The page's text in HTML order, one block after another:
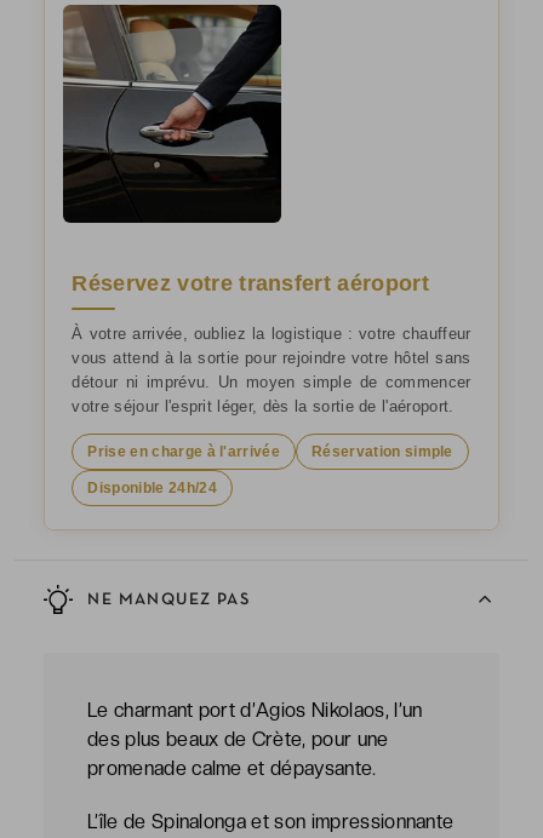
NE MANQUEZ PAS
Le charmant port d’Agios Nikolaos, l’un
des plus beaux de Crète, pour une
promenade calme et dépaysante.
L’île de Spinalonga et son impressionnante
Réservez votre transfert aéroport
À votre arrivée, oubliez la logistique : votre chauffeur
vous attend à la sortie pour rejoindre votre hôtel sans
détour ni imprévu. Un moyen simple de commencer
votre séjour l'esprit léger, dès la sortie de l'aéroport.
Prise en charge à l'arrivée Réservation simple
Disponible 24h/24